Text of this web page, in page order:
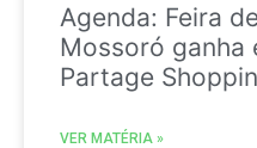
Agenda: Feira
Mossoró ganha
Partage
VER MATÉRIA »